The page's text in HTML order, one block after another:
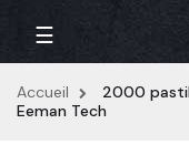
Basculer la
☰
Accueil
2000
Eeman Tech